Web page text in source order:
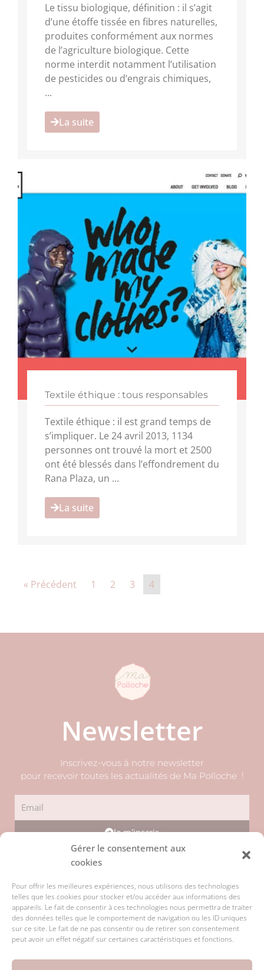
Gérer le consentement aux
cookies
Pour offrir les meilleures expériences, nous utilisons des technologies
telles que les cookies pour stocker et/ou accéder aux informations des
appareils. Le fait de consentir à ces technologies nous permettra de traiter
des données telles que le comportement de navigation ou les ID uniques
sur ce site. Le fait de ne pas consentir ou de retirer son consentement
peut avoir un effet négatif sur certaines caractéristiques et fonctions.
Le tissu biologique, définition : il s’agit
d’une étoffe tissée en fibres naturelles,
produites conformément aux normes
de l’agriculture biologique. Cette
norme interdit notamment l’utilisation
de pesticides ou d’engrais chimiques,
...
La suite
Textile éthique : tous responsables
Textile éthique : il est grand temps de
s’impliquer. Le 24 avril 2013, 1134
personnes ont trouvé la mort et 2500
ont été blessés dans l’effondrement du
Rana Plaza, un ...
La suite
« Précédent 1 2 3 4
Newsletter
Inscrivez-vous à notre newsletter
pour recevoir toutes les actualités de Ma Polloche !
Je m'inscris
t
a
g
r
a
m
e
b
o
o
k
-
f
t
e
r
e
s
t
mentions légales
conditions générales de vente
politique de confidentialité